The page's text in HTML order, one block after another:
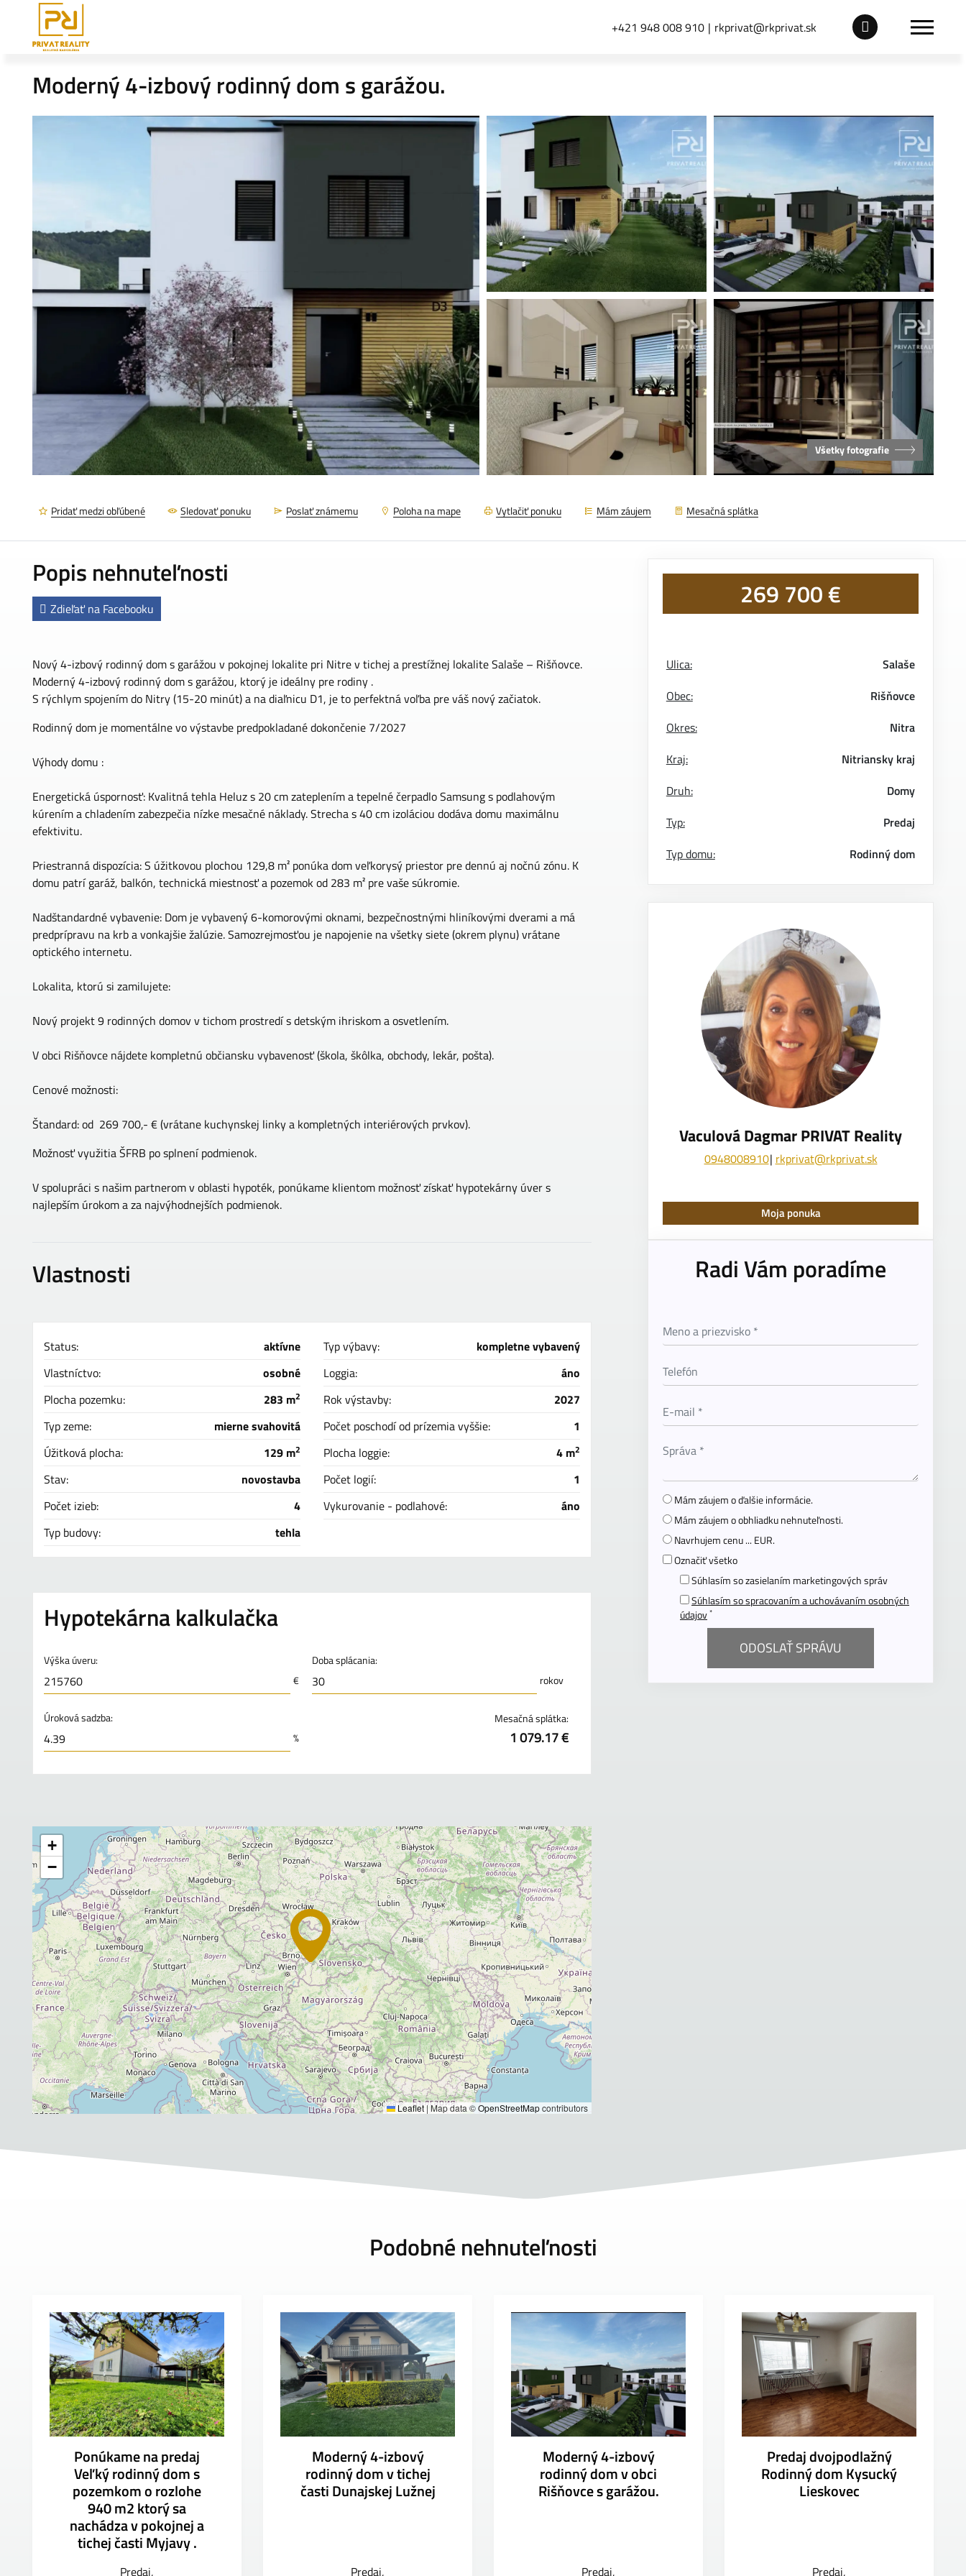
+421 948 008 910 rkprivat@rkprivat.sk
Moderný 4-izbový rodinný dom s garážou.
Všetky fotografie
Pridať medzi obľúbené Sledovať ponuku Poslať známemu Poloha na mape Vytlačiť ponuku Mám záujem Mesačná splátka
Popis nehnuteľnosti
Zdieľať na Facebooku
Nový 4-izbový rodinný dom s garážou v pokojnej lokalite pri Nitre v tichej a prestížnej lokalite Salaše – Rišňovce.
Moderný 4-izbový rodinný dom s garážou, ktorý je ideálny pre rodiny .
S rýchlym spojením do Nitry (15-20 minút) a na diaľnicu D1, je to perfektná voľba pre váš nový začiatok.
Rodinný dom je momentálne vo výstavbe predpokladané dokončenie 7/2027
Výhody domu :
Energetická úspornosť: Kvalitná tehla Heluz s 20 cm zateplením a tepelné čerpadlo Samsung s podlahovým
kúrením a chladením zabezpečia nízke mesačné náklady. Strecha s 40 cm izoláciou dodáva domu maximálnu
efektivitu.
Priestranná dispozícia: S úžitkovou plochou 129,8 m² ponúka dom veľkorysý priestor pre dennú aj nočnú zónu. K
domu patrí garáž, balkón, technická miestnosť a pozemok od 283 m² pre vaše súkromie.
Nadštandardné vybavenie: Dom je vybavený 6-komorovými oknami, bezpečnostnými hliníkovými dverami a má
predprípravu na krb a vonkajšie žalúzie. Samozrejmosťou je napojenie na všetky siete (okrem plynu) vrátane
optického internetu.
Lokalita, ktorú si zamilujete:
Nový projekt 9 rodinných domov v tichom prostredí s detským ihriskom a osvetlením.
V obci Rišňovce nájdete kompletnú občiansku vybavenosť (škola, škôlka, obchody, lekár, pošta).
Cenové možnosti:
Štandard: od 269 700,- € (vrátane kuchynskej linky a kompletných interiérových prvkov).
Možnosť využitia ŠFRB po splnení podmienok.
V spolupráci s našim partnerom v oblasti hypoték, ponúkame klientom možnosť získať hypotekárny úver s
najlepším úrokom a za najvýhodnejších podmienok.
Vlastnosti
Status:
aktívne
Vlastníctvo:
osobné
Plocha pozemku:
283 m2
Typ zeme:
mierne svahovitá
Úžitková plocha:
129 m2
Stav:
novostavba
Počet izieb:
4
Typ budovy:
tehla
Typ výbavy:
kompletne vybavený
Loggia:
áno
Rok výstavby:
2027
Počet poschodí od prízemia vyššie:
1
Plocha loggie:
4 m2
Počet logií:
1
Vykurovanie - podlahové:
áno
Hypotekárna kalkulačka
Výška úveru:
€
Doba splácania:
rokov
Úroková sadzba:
%
Mesačná splátka:
1 079.17 €
+
−
Leaflet | Map data ©OpenStreetMapcontributors
269 700 €
Ulica:
Salaše
Obec:
Rišňovce
Okres:
Nitra
Kraj:
Nitriansky kraj
Druh:
Domy
Typ:
Predaj
Typ domu:
Rodinný dom
Vaculová Dagmar PRIVAT Reality
0948008910 rkprivat@rkprivat.sk
Moja ponuka
Radi Vám poradíme
Mám záujem o ďalšie informácie.
Mám záujem o obhliadku nehnuteľnosti.
Navrhujem cenu ... EUR.
Označiť všetko
Súhlasím so zasielaním marketingových správ
Súhlasím so spracovaním a uchovávaním osobných
údajov*
Podobné nehnuteľnosti
Ponúkame na predaj
Veľký rodinný dom s
pozemkom o rozlohe
940 m2 ktorý sa
nachádza v pokojnej a
tichej časti Myjavy .
Predaj
Moderný 4-izbový
rodinný dom v tichej
časti Dunajskej Lužnej
Predaj
Moderný 4-izbový
rodinný dom v obci
Rišňovce s garážou.
Predaj
Predaj dvojpodlažný
Rodinný dom Kysucký
Lieskovec
Predaj